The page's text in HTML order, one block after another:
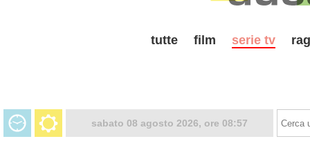
tutte film serie tv
sabato 08 agosto 2026, ore 08:57